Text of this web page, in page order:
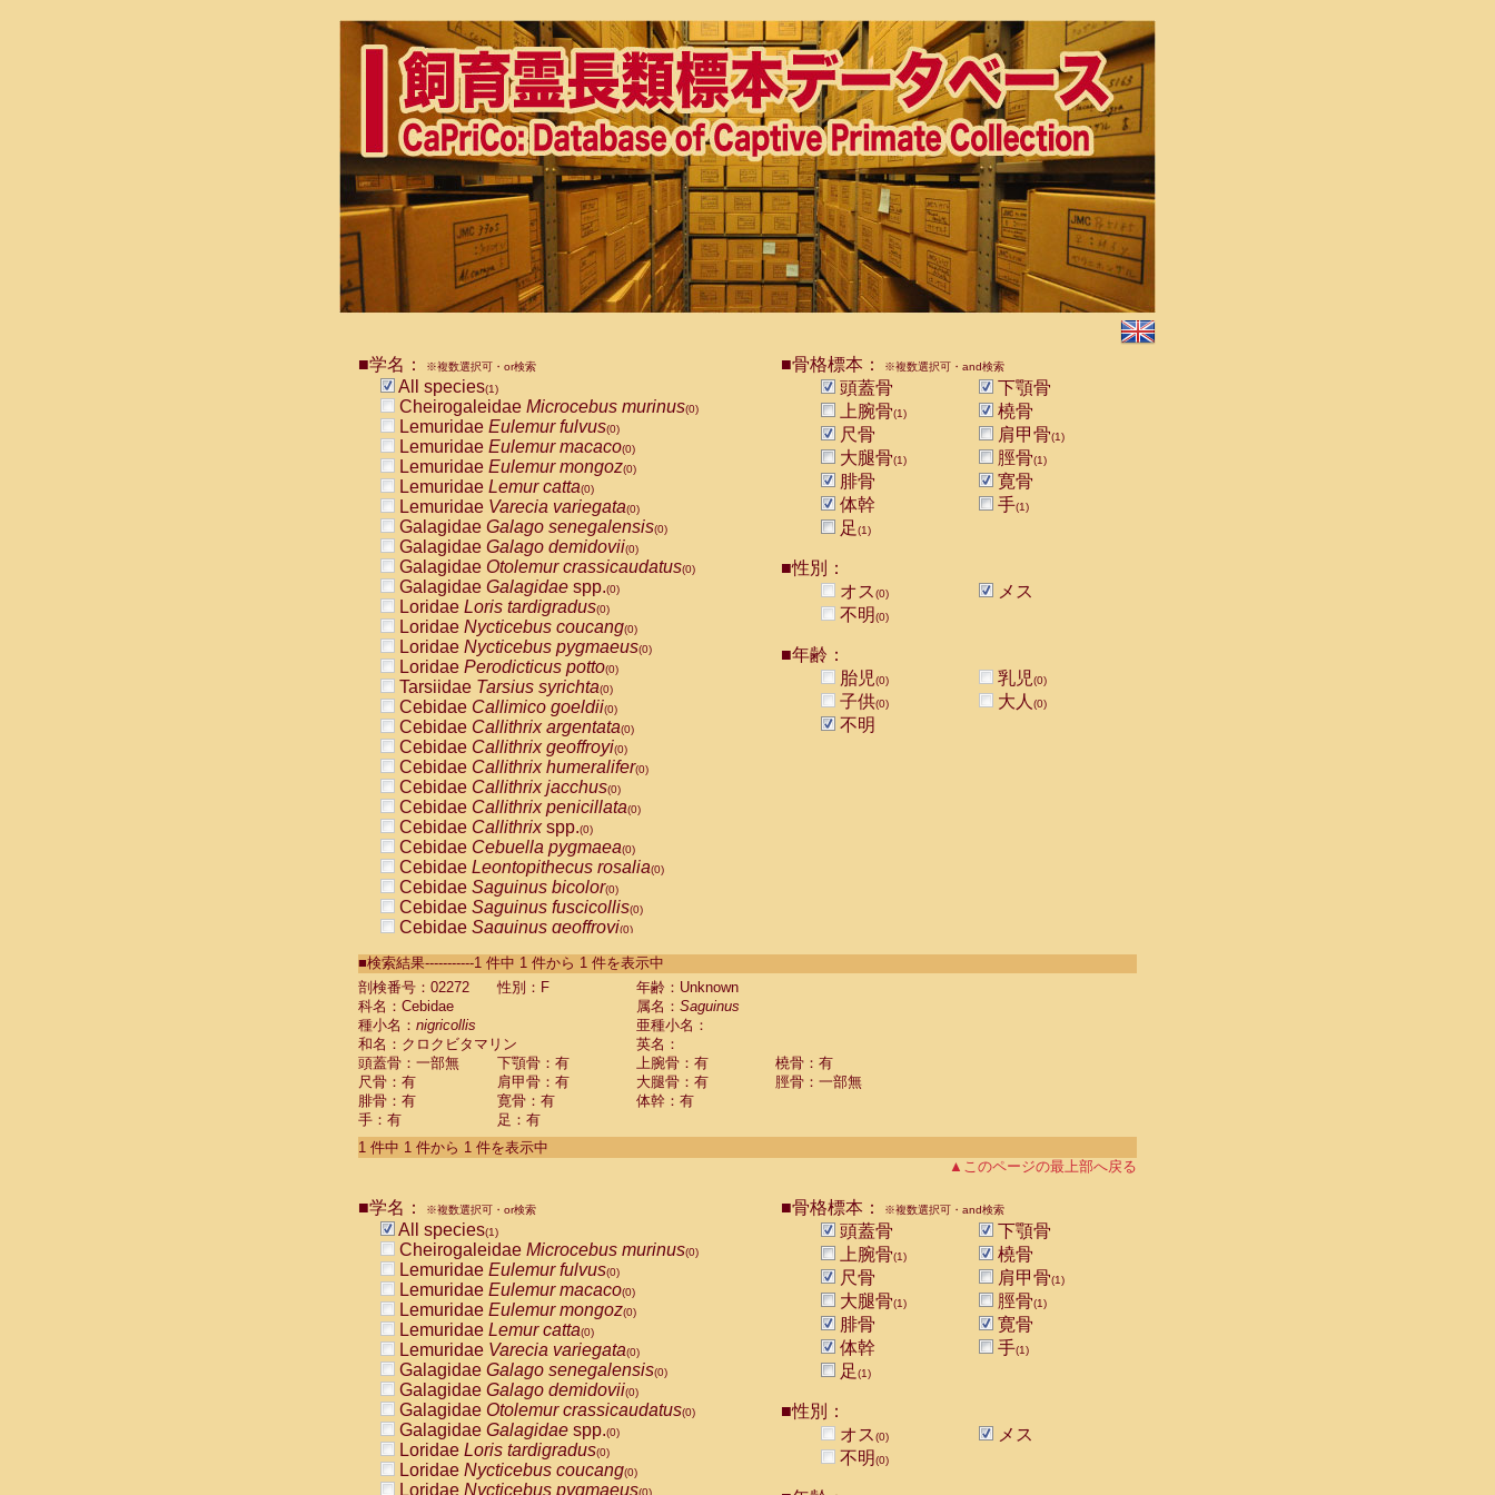
■学名： ※複数選択可・or検索
All species(1)
Cheirogaleidae Microcebus murinus(0)
Lemuridae Eulemur fulvus(0)
Lemuridae Eulemur macaco(0)
Lemuridae Eulemur mongoz(0)
Lemuridae Lemur catta(0)
Lemuridae Varecia variegata(0)
Galagidae Galago senegalensis(0)
Galagidae Galago demidovii(0)
Galagidae Otolemur crassicaudatus(0)
Galagidae Galagidae spp.(0)
Loridae Loris tardigradus(0)
Loridae Nycticebus coucang(0)
Loridae Nycticebus pygmaeus(0)
Loridae Perodicticus potto(0)
Tarsiidae Tarsius syrichta(0)
Cebidae Callimico goeldii(0)
Cebidae Callithrix argentata(0)
Cebidae Callithrix geoffroyi(0)
Cebidae Callithrix humeralifer(0)
Cebidae Callithrix jacchus(0)
Cebidae Callithrix penicillata(0)
Cebidae Callithrixspp.(0)
Cebidae Cebuella pygmaea(0)
Cebidae Leontopithecus rosalia(0)
Cebidae Saguinus bicolor(0)
Cebidae Saguinus fuscicollis(0)
Cebidae Saguinus geoffroyi(0)
CebidaeSaguinus labiatus(0)
Cebidae Saguinus leucopus (0)
Cebidae
CebidaeSaguinus mystax
CebidaeSaguinus nigricollis (1)
Cebidae Saguinus oedipus
Cebidae Saguinus weddelli
Cebidae Saguinusspp.
Cebidae Aotus trivirgatus
Cebidae Cebus albifrons
CebidaeCebus nigrivittatus
CebidaeCebus
CebidaeSaimiri boliviensis(0)
CebidaeSaimiri sciureus(0)
AtelidaeAlouatta caraya(0)
AtelidaeAlouatta fusca(0)
AtelidaeAlouatta seniculus
AtelidaeAlouattaspp.(0)
AtelidaeAteles belzebuth(0)
AtelidaeAteles geoffroyi(0)
AtelidaeAteles paniscus(0)
AtelidaeAtelesspp.(0)
Atelidae Lagothrix lagothricha
AtelidaeLagothrix lagothricha cana
PitheciidaeCacajao calvus rubicundus
■骨格標本： ※複数選択可・and検索
頭蓋骨
下顎骨
上腕骨(1)
橈骨
尺骨
肩甲骨(1)
大腿骨(1) 脛骨(1)
腓骨
寛骨
体幹
手(1)
足(1)
■性別：
オス(0)
メス
不明(0)
■年齢：
胎児(0) 乳児(0)
子供(0) 大人 (0)
不明
■検索結果-----------1 件中 1 件から 1 件を表示中
剖検番号：02272
性別：F
年齢：Unknown
科名：Cebidae
属名： Saguinus
種小名： nigricollis
亜種小名：
和名：クロクビタマリン
英名：
頭蓋骨：一部無
下顎骨：有 上腕骨：有
橈骨：有
尺骨：有
肩甲骨：有 大腿骨：有
脛骨：一部無
腓骨：有
寛骨：有
体幹：有
手：有
足：有
1 件中 1 件から 1 件を表示中
▲このページの最上部へ戻る
■学名： ※複数選択可・or検索
All species(1)
Cheirogaleidae Microcebus murinus(0)
Lemuridae Eulemur fulvus(0)
Lemuridae Eulemur macaco(0)
Lemuridae Eulemur mongoz(0)
Lemuridae Lemur catta(0)
Lemuridae Varecia variegata(0)
Galagidae Galago senegalensis(0)
Galagidae Galago demidovii(0)
Galagidae Otolemur crassicaudatus(0)
Galagidae Galagidae spp.(0)
Loridae Loris tardigradus(0)
Loridae Nycticebus coucang(0)
Loridae Nycticebus pygmaeus(0)
■骨格標本： ※複数選択可・and検索
頭蓋骨
下顎骨
上腕骨(1)
橈骨
尺骨
肩甲骨(1)
大腿骨(1) 脛骨(1)
腓骨
寛骨
体幹
手(1)
足(1)
■性別：
オス(0)
メス
不明(0)